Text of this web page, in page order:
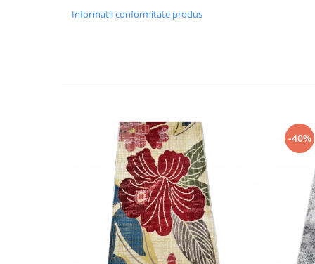
Informatii conformitate produs
-40%